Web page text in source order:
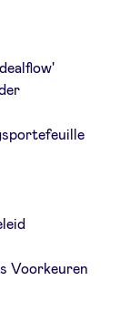
Voorkeuren